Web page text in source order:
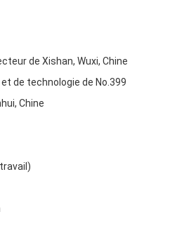
de Xishan, Wuxi, Chine
de technologie de No.399
Chine